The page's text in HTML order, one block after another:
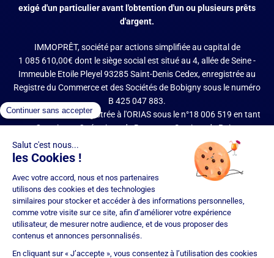
exigé d'un particulier avant l'obtention d'un ou plusieurs prêts
d'argent.
IMMOPRÊT, société par actions simplifiée au capital de
1 085 610,00€ dont le siège social est situé au 4, allée de Seine -
Immeuble Etoile Pleyel 93285 Saint-Denis Cedex, enregistrée au
Registre du Commerce et des Sociétés de Bobigny sous le numéro
B 425 047 883.
IMMOPRÊT est enregistrée à l'ORIAS sous le n°18 006 519 en tant
que Courtier en Opérations de Banque et Services de Paiement
(COBSP), Mandataire d'intermédiaire en opérations de banque et
services de paiement (MIOBSP) de la société Partners Finances
(RCS Nancy n°404 681 496, Mandataire Non Exclusif, ORIAS n°07
036 794) pour le Regroupement de crédits et Courtier d'assurance
ou de réassurance (COA).
Société soumise au contrôle de l'Autorité de Contrôle Prudentiel et
de Résolution (ACPR – site : https://acpr.banque-france.fr/), 4
Place de Budapest – CS 92459 – 75436 Paris Cedex 09. Réseau
d'agences franchisées juridiquement et financièrement